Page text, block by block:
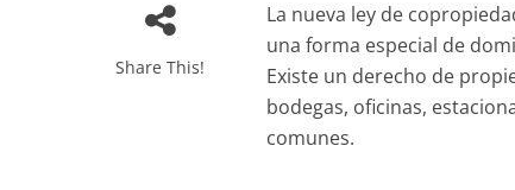
Share This!
La nueva ley de
una forma especial de
Existe un derecho de
bodegas, oficinas,
comunes.